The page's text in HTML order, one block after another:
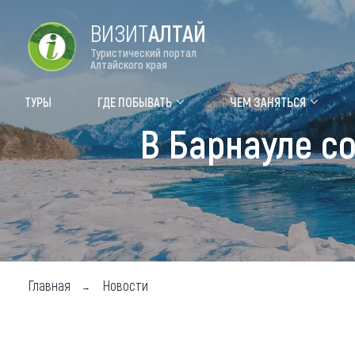
Туры Где
ВИЗИТАЛТАЙ
Туристический портал
Алтайского края
ТУРЫ ГДЕ ПОБЫВАТЬ ЧЕМ ЗАНЯТЬСЯ
В Барнауле
Главная Новости